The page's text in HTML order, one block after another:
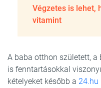
Végzetes is lehet,
vitamint
A baba otthon született, a
is fenntartásokkal
kételyeket később a 24.hu